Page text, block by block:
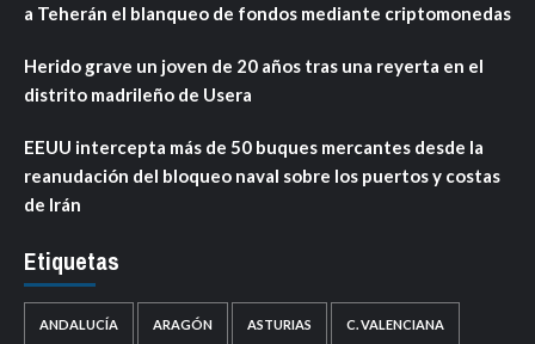
a Teherán el blanqueo de fondos mediante criptomonedas
Herido grave un joven de 20 años tras una reyerta en el
distrito madrileño de Usera
EEUU intercepta más de 50 buques mercantes desde la
reanudación del bloqueo naval sobre los puertos y costas
de Irán
Etiquetas
ANDALUCÍA ARAGÓN ASTURIAS C. VALENCIANA